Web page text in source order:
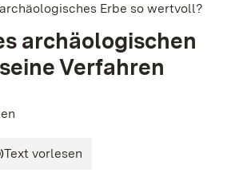
Erbe so wertvoll?
archäologischen
Verfahren
Text vorlesen